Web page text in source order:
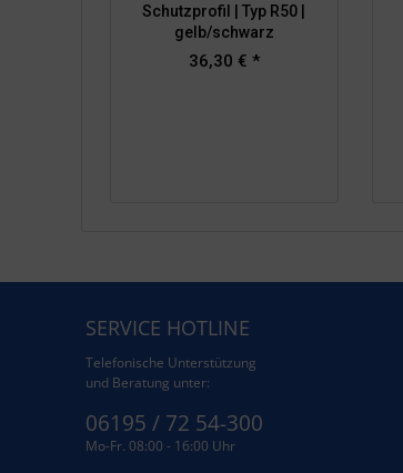
Schutzprofil | Typ R50 |
gelb/schwarz
36,30 € *
SERVICE HOTLINE
Telefonische Unterstützung
und Beratung unter:
06195 / 72 54-300
Mo-Fr. 08:00 - 16:00 Uhr